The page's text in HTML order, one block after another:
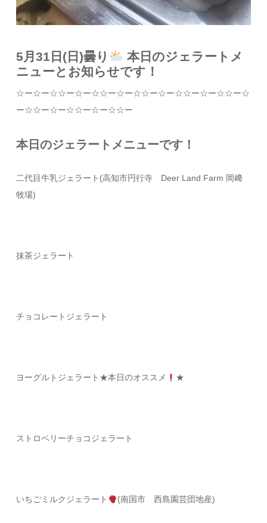
5月31日(日)曇り
本日のジェラートメ
ニューとお知らせです！
☆ー☆ー☆☆ー☆ー☆☆ー☆ー☆☆ー☆ー☆☆ー☆ー☆☆ー☆
ー☆☆ー☆ー☆☆ー☆ー☆☆ー
本日のジェラートメニューです！
二代目牛乳ジェラート (高知市円行寺 Deer Land Farm 岡﨑
牧場)
抹茶ジェラート
チョコレート ジェラート
ヨーグルトジェラート ★本日のオススメ ★
ストロベリーチョコジェラート
いちごミルクジェラート (南国市 西島園芸団地産)